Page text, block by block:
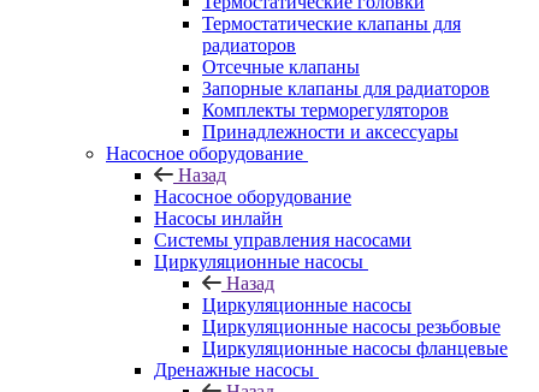
Термостатические клапаны для
радиаторов
Отсечные клапаны
Запорные клапаны для радиаторов
Комплекты терморегуляторов
Принадлежности и аксессуары
Насосное оборудование
Назад
Насосное оборудование
Насосы инлайн
Системы управления насосами
Циркуляционные насосы
Назад
Циркуляционные насосы
Циркуляционные насосы резьбовые
Циркуляционные насосы фланцевые
Дренажные насосы